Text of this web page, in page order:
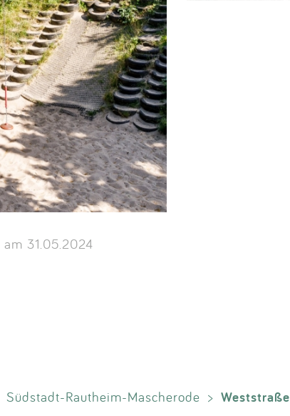
am 31.05.2024
Südstadt-Rautheim-Mascherode > Weststraße